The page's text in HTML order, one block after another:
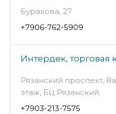
Буракова, 27
+7906-762-5909
Интердек, торговая
Рязанский проспект,
этаж, БЦ Рязанский
+7903-213-7575